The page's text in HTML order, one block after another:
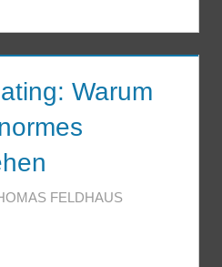
Warum
FELDHAUS